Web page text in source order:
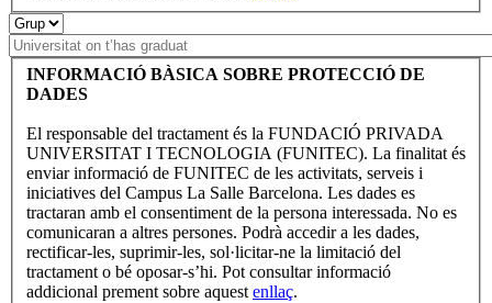
INFORMACIÓ BÀSICA SOBRE PROTECCIÓ DE
DADES
El responsable del tractament és la FUNDACIÓ PRIVADA
UNIVERSITAT I TECNOLOGIA (FUNITEC). La finalitat és
enviar informació de FUNITEC de les activitats, serveis i
iniciatives del Campus La Salle Barcelona. Les dades es
tractaran amb el consentiment de la persona interessada. No es
comunicaran a altres persones. Podrà accedir a les dades,
rectificar-les, suprimir-les, sol·licitar-ne la limitació del
tractament o bé oposar-s’hi. Pot consultar informació
addicional prement sobre aquest enllaç.